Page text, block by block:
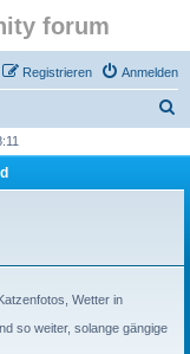
forum
Anmelden
Registrieren
h
Wetter in
so weiter, solange gängige